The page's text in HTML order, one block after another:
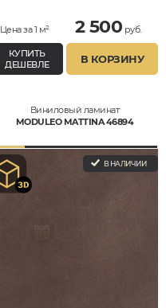
Цена за 1 м² 2 500 руб.
КУПИТЬ
ДЕШЕВЛЕ
В КОРЗИНУ
Виниловый ламинат
MODULEO MATTINA 46894
В НАЛИЧИИ